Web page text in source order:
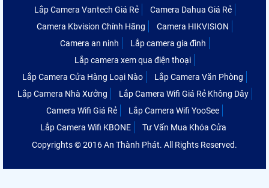
Lắp Camera Vantech Giá Rẻ
Camera Dahua Giá Rẻ
Camera Kbvision Chính Hãng
Camera HIKVISION
Camera an ninh
Lắp camera gia đình
Lắp camera xem qua điện thoại
Lắp Camera Cửa Hàng Loại Nào
Lắp Camera Văn Phòng
Lắp Camera Nhà Xưởng
Lắp Camera Wifi Giá Rẻ Không Dây
Camera Wifi Giá Rẻ
Lắp Camera Wifi YooSee
Lắp Camera Wifi KBONE
Tư Vấn Mua Khóa Cửa
Copyrights © 2016 An Thành Phát. All Rights Reserved.